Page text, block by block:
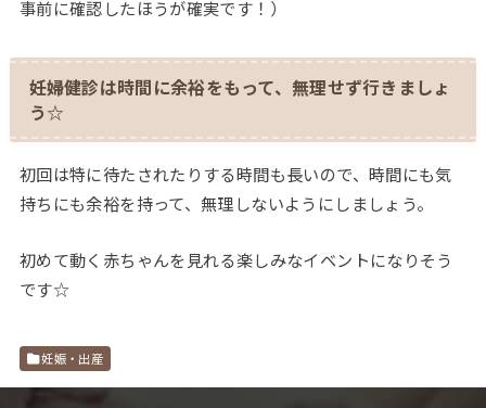
事前に確認したほうが確実です！）
妊婦健診は時間に余裕をもって、無理せず行きましょ
う☆
初回は特に待たされたりする時間も長いので、時間にも気
持ちにも余裕を持って、無理しないようにしましょう。
初めて動く赤ちゃんを見れる楽しみなイベントになりそう
です☆
妊娠・出産